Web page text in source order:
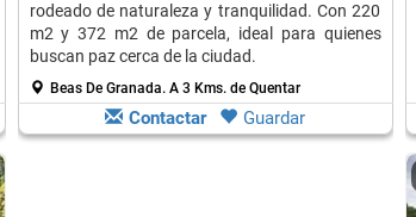
rodeado de naturaleza y tranquilidad. Con 220
m2 y 372 m2 de parcela, ideal para quienes
buscan paz cerca de la ciudad.
Beas De Granada. A 3 Kms. de Quentar
Contactar Guardar